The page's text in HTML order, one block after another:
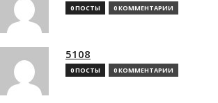
0 ПОСТЫ 0 КОММЕНТАРИИ
5108
0 ПОСТЫ 0 КОММЕНТАРИИ